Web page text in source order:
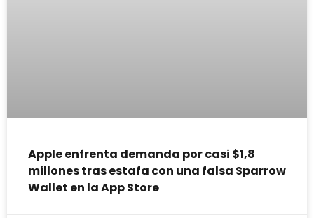
Apple enfrenta demanda por casi $1,8
millones tras estafa con una falsa Sparrow
Wallet en la App Store